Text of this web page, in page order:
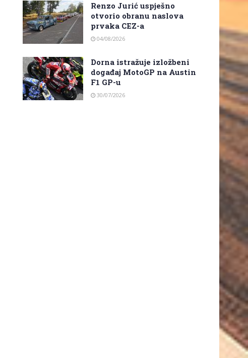
Renzo Jurić uspješno
otvorio obranu naslova
prvaka CEZ-a
04/08/2026
Dorna istražuje izložbeni
događaj MotoGP na Austin
F1 GP-u
30/07/2026